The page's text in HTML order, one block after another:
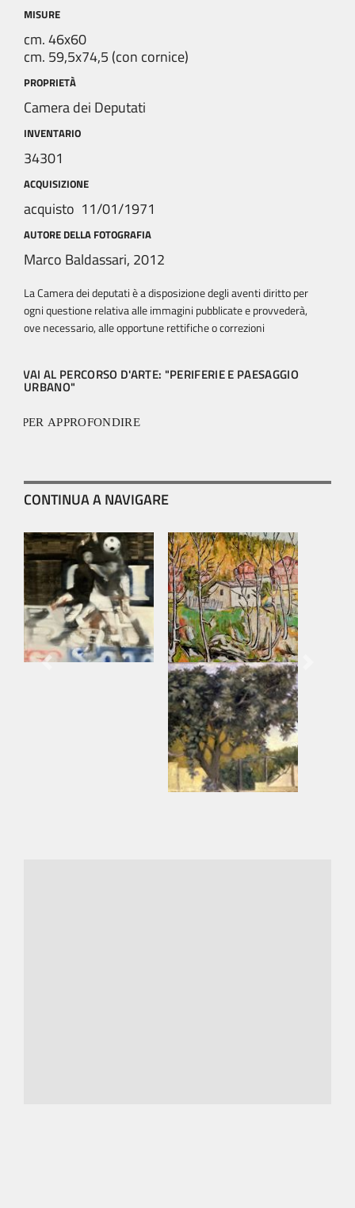
MISURE
cm. 46x60
cm. 59,5x74,5 (con cornice)
PROPRIETÀ
Camera dei Deputati
INVENTARIO
34301
ACQUISIZIONE
acquisto 11/01/1971
AUTORE DELLA FOTOGRAFIA
Marco Baldassari, 2012
La Camera dei deputati è a disposizione degli aventi diritto per
ogni questione relativa alle immagini pubblicate e provvederà,
ove necessario, alle opportune rettifiche o correzioni
VAI AL PERCORSO D'ARTE: "PERIFERIE E PAESAGGIO
URBANO"
PER APPROFONDIRE
CONTINUA A NAVIGARE
Previous